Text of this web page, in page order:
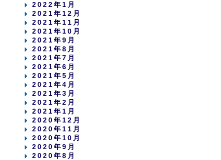
2022年1月
2021年12月
2021年11月
2021年10月
2021年9月
2021年8月
2021年7月
2021年6月
2021年5月
2021年4月
2021年3月
2021年2月
2021年1月
2020年12月
2020年11月
2020年10月
2020年9月
2020年8月